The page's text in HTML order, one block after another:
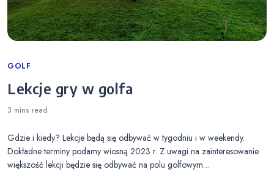
Categories
GOLF
Lekcje gry w golfa
3 mins read
Gdzie i kiedy? Lekcje będą się odbywać w tygodniu i w weekendy.
Dokładne terminy podamy wiosną 2023 r. Z uwagi na zainteresowanie
większość lekcji będzie się odbywać na polu golfowym…